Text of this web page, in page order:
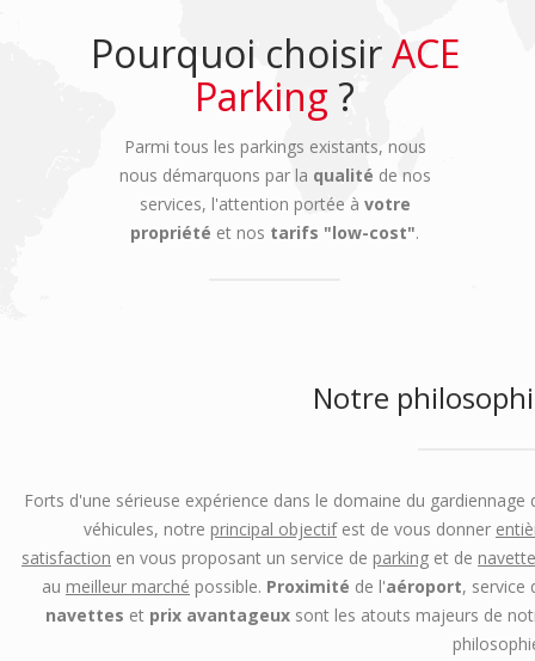
Pourquoi choisirACE
Parking ?
Parmi tous les parkings existants, nous
nous démarquons par la qualité de nos
services, l'attention portée à votre
propriété et nos tarifs "low-cost".
Notre
Forts d'une sérieuse expérience dans le domaine du gardiennage
véhicules, notre principal objectifest de vous donner
satisfaction en vous proposant un service de parking et de
au meilleur marché possible. Proximité de l'aéroport, service
navettes et prix avantageux sont les atouts majeurs de